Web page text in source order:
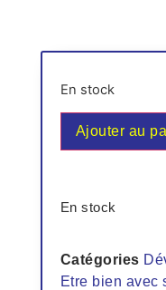
En stock
Ajouter au
En stock
Catégories
Etre bien avec